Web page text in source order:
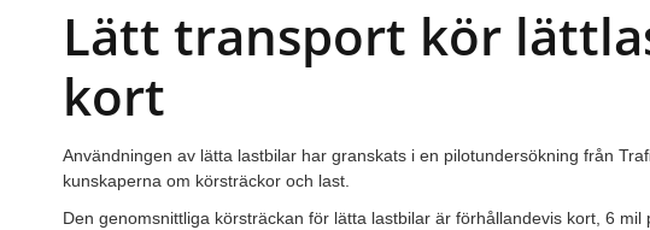
Lätt transport kör
kort
Användningen av lätta lastbilar har granskats i en pilotundersökning från
kunskaperna om körsträckor och last.
Den genomsnittliga körsträckan för lätta lastbilar är förhållandevis kort, 6 mil